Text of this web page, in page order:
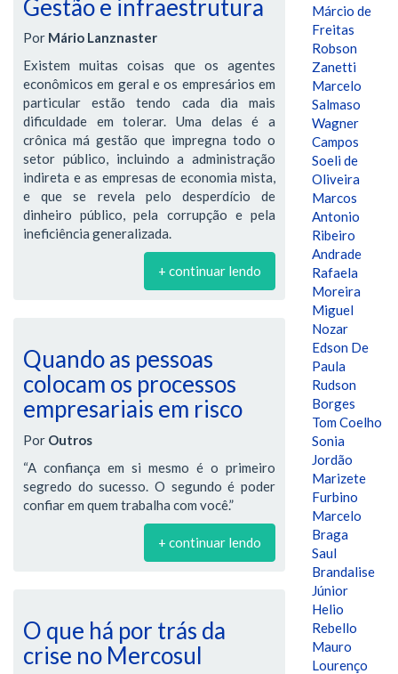
Gestão e infraestrutura
Por Mário Lanznaster
Existem muitas coisas que os agentes
econômicos em geral e os empresários em
particular estão tendo cada dia mais
dificuldade em tolerar. Uma delas é a
crônica má gestão que impregna todo o
setor público, incluindo a administração
indireta e as empresas de economia mista,
e que se revela pelo desperdício de
dinheiro público, pela corrupção e pela
ineficiência generalizada.
+ continuar lendo
Quando as pessoas
colocam os processos
empresariais em risco
Por Outros
“A confiança em si mesmo é o primeiro
segredo do sucesso. O segundo é poder
confiar em quem trabalha com você.”
+ continuar lendo
O que há por trás da
crise no Mercosul
Márcio de
Freitas
Robson
Zanetti
Marcelo
Salmaso
Wagner
Campos
Soeli de
Oliveira
Marcos
Antonio
Ribeiro
Andrade
Rafaela
Moreira
Miguel
Nozar
Edson De
Paula
Rudson
Borges
Tom Coelho
Sonia
Jordão
Marizete
Furbino
Marcelo
Braga
Saul
Brandalise
Júnior
Helio
Rebello
Mauro
Lourenço